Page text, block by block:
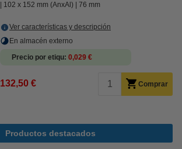
102 x 152 mm (AnxAl)
76 mm
Ver características y descripción
En almacén externo
Precio por etiqu 0,029 €
132,50 € Comprar
Productos destacados